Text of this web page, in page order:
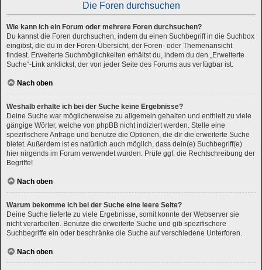
Die Foren durchsuchen
Wie kann ich ein Forum oder mehrere Foren durchsuchen?
Du kannst die Foren durchsuchen, indem du einen Suchbegriff in die Suchbox
eingibst, die du in der Foren-Übersicht, der Foren- oder Themenansicht
findest. Erweiterte Suchmöglichkeiten erhältst du, indem du den „Erweiterte
Suche“-Link anklickst, der von jeder Seite des Forums aus verfügbar ist.
Nach oben
Weshalb erhalte ich bei der Suche keine Ergebnisse?
Deine Suche war möglicherweise zu allgemein gehalten und enthielt zu viele
gängige Wörter, welche von phpBB nicht indiziert werden. Stelle eine
spezifischere Anfrage und benutze die Optionen, die dir die erweiterte Suche
bietet. Außerdem ist es natürlich auch möglich, dass dein(e) Suchbegriff(e)
hier nirgends im Forum verwendet wurden. Prüfe ggf. die Rechtschreibung der
Begriffe!
Nach oben
Warum bekomme ich bei der Suche eine leere Seite?
Deine Suche lieferte zu viele Ergebnisse, somit konnte der Webserver sie
nicht verarbeiten. Benutze die erweiterte Suche und gib spezifischere
Suchbegriffe ein oder beschränke die Suche auf verschiedene Unterforen.
Nach oben